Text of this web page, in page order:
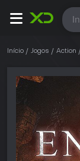
Início Jogos Action